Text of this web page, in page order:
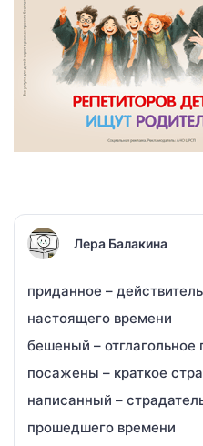
Лера Балакина
приданное –
настоящего времени
бешеный – отглагольное
посажены – краткое
написанный –
прошедшего времени